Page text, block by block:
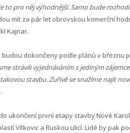
pro něj výhodnější. Samo bude
mít za pár let obrovskou komerční
Kajnar.
dokončeny podle plánů v březnu
strávili vyjednáváním s jediným
stavbu. Zuřivě se snažíme najít
ukončení první etapy stavby Nové
Vítkovic a Ruskou ulicí. Lidé by pak